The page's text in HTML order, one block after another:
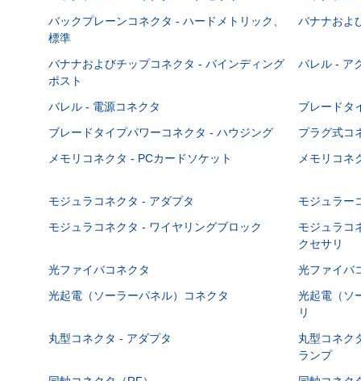
バックプレーンコネクタ - ハードメトリック、
標準
バナナおよ
バナナおよびチップコネクタ - バインディング
ポスト
バレル - ア
バレル - 電源コネクタ
ブレードタ
ブレードタイプパワーコネクタ - ハウジング
プラグ式コ
メモリコネクタ - PCカードソケット
メモリコネ
モジュラコネクタ - アダプタ
モジュラー
モジュラコネクタ - ワイヤリングブロック
モジュラコ
クセサリ
光ファイバコネクタ
光ファイバ
光起電（ソーラーパネル）コネクタ
光起電（ソ
リ
丸型コネクタ - アダプタ
丸型コネク
ランプ